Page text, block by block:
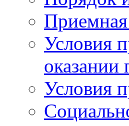
Условия
оказании
Условия